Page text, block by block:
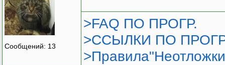
Сообщений: 13
>FAQ ПО ПРОГР.
>ССЫЛКИ ПО